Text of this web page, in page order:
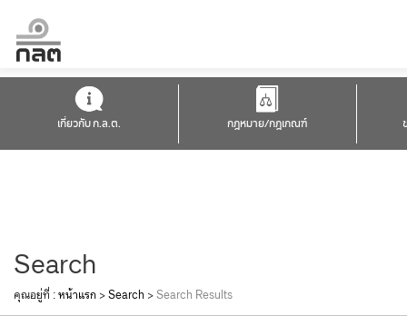
เกี่ยวกับ ก.ล.ต. กฎหมาย/กฎเกณฑ์
Search
คุณอยู่ที่ :หน้าแรก >Search >Search Results